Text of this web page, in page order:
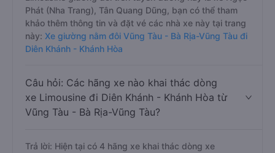
Phát (Nha Trang), Tân Quang Dũng, bạn có thể tham
khảo thêm thông tin và đặt vé các nhà xe này tại trang
này: Xe giường nằm đôi Vũng Tàu - Bà Rịa-Vũng Tàu đi
Diên Khánh - Khánh Hòa
Câu hỏi: Các hãng xe nào khai thác dòng
xe Limousine đi Diên Khánh - Khánh Hòa từ
Vũng Tàu - Bà Rịa-Vũng Tàu?
Trả lời: Hiện tại có 4 hãng xe khai thác dòng xe